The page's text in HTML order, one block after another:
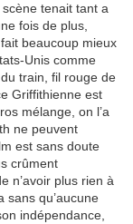
tenait tant a
fois de plus,
beaucoup mieux
Unis comme
train, fil rouge de
Griffithienne est
mélange, on l’a
ne peuvent
est sans doute
crûment
n’avoir plus rien à
sans qu’aucune
indépendance,